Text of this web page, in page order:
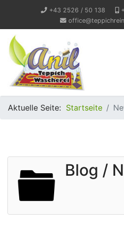
+43 2526 / 50 138
Aktuelle Seite: Startseite
Blog /